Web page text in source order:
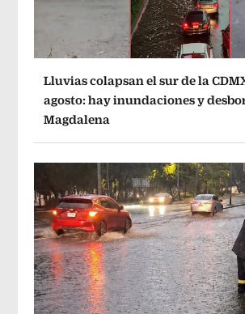
Lluvias colapsan el sur de la
agosto: hay inundaciones y
Magdalena